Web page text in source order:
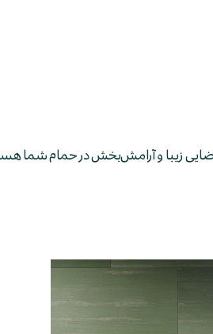
فضایی زیبا و آرامش‌بخش در حمام شما